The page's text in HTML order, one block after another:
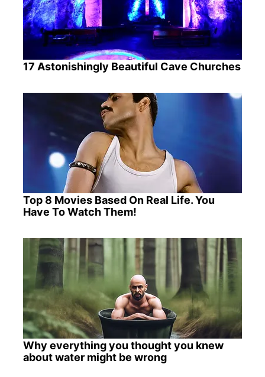
17 Astonishingly Beautiful Cave Churches
Top 8 Movies Based On Real Life. You
Have To Watch Them!
Why everything you thought you knew
about water might be wrong